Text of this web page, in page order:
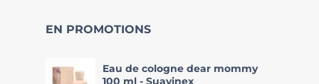
EN PROMOTIONS
Eau de cologne dear mommy
100 ml - Suavinex